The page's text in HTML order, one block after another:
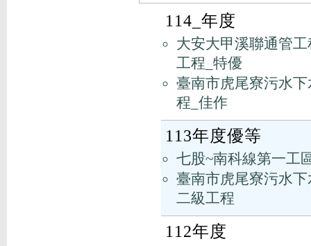
114_年度
大安大甲溪聯通管
工程_特優
臺南市虎尾寮污水
程_佳作
113年度優等
七股~南科線第一工
臺南市虎尾寮污水
二級工程
112年度